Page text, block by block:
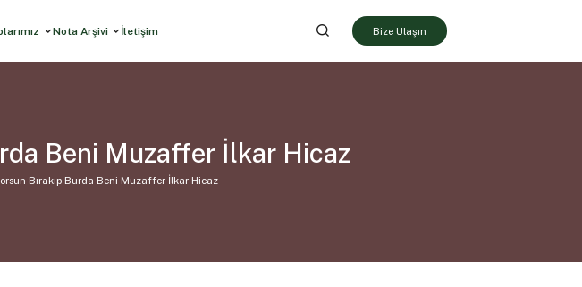
Nota Arşivi İletişim Bize Ulaşın
Beni Muzaffer İlkar Hicaz
Bırakıp Burda Beni Muzaffer İlkar Hicaz